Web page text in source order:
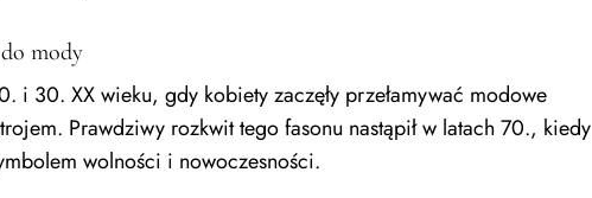
mody
i 30. XX wieku, gdy kobiety zaczęły przełamywać modowe
Prawdziwy rozkwit tego fasonu nastąpił w latach 70., kiedy
wolności i nowoczesności.